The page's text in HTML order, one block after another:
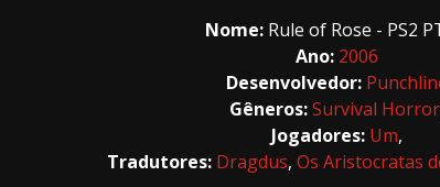
Nome: Rule of Rose - PS2
Ano: 2006
Desenvolvedor:
Gêneros:Survival Horror
Jogadores: Um,
Tradutores: Dragdus, Os Aristocratas